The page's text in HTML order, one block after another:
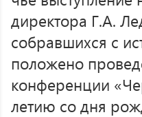
директора Г.А.
собравшихся с
положено
конференции
летию со дня